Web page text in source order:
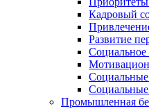
Кадровый
Развитие
Социальное
Промышленная